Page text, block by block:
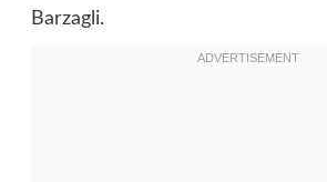
Barzagli.